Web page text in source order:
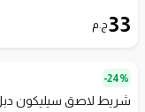
33ج.م
24%-
شريط لاصق سيليكون